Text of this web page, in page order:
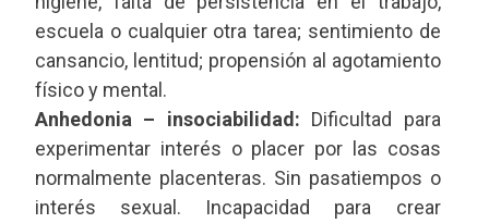
escuela o cualquier otra tarea; sentimiento de
cansancio, lentitud; propensión al agotamiento
físico y mental.
Anhedonia – insociabilidad: Dificultad para
experimentar interés o placer por las cosas
normalmente placenteras. Sin pasatiempos o
interés sexual. Incapacidad para crear